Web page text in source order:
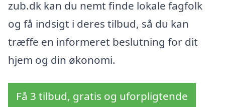
zub.dk kan du nemt finde lokale fagfolk
og få indsigt i deres tilbud, så du kan
træffe en informeret beslutning for dit
hjem og din økonomi.
Få 3 tilbud, gratis og uforpligtende